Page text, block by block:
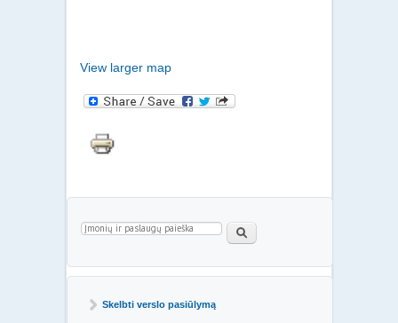
View larger map
Paieškos forma Paieška
Skelbti verslo pasiūlymą